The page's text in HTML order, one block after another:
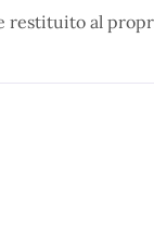
restituito al